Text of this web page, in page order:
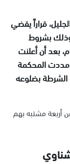
قراراً يقضي
بشروط
بعد أن أعلنت
ومددت المحكمة
الشرطة بضلوعه
أربعة مشتبه بهم